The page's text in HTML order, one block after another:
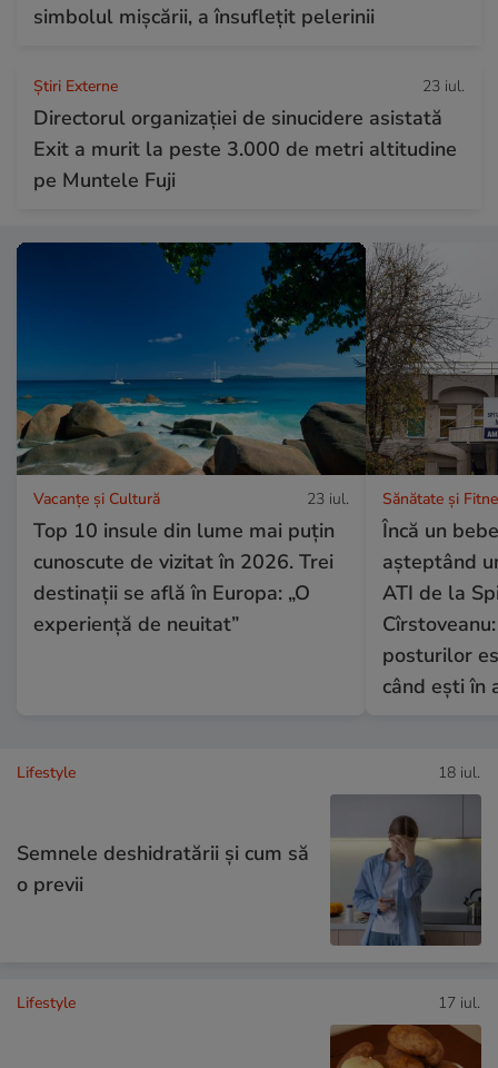
simbolul mișcării, a însuflețit pelerinii
Știri Externe 23 iul.
Directorul organizației de sinucidere asistată
Exit a murit la peste 3.000 de metri altitudine
pe Muntele Fuji
Vacanțe și Cultură 23 iul.
Top 10 insule din lume mai puțin
cunoscute de vizitat în 2026. Trei
destinații se află în Europa: „O
experiență de neuitat”
Sănătate și
Încă un
așteptând
ATI de la
posturilor
când ești în
Lifestyle 18 iul.
Semnele deshidratării și cum să
o previi
Lifestyle 17 iul.